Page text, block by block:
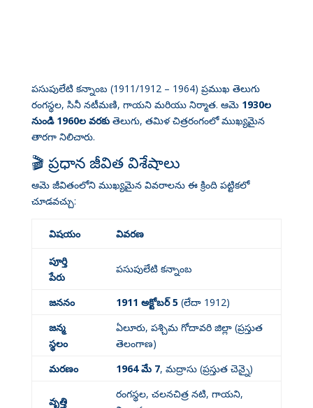
పసుపులేటి కన్నాంబ (1911/1912 – 1964) ప్రముఖ తెలుగు
రంగస్థల, సినీ నటీమణి, గాయని మరియు నిర్మాత. ఆమె 1930ల
నుండి 1960ల వరకుతెలుగు, తమిళ చిత్రరంగంలో ముఖ్యమైన
తారగా నిలిచారు.
🎬 ప్రధాన జీవిత విశేషాలు
ఆమె జీవితంలోని ముఖ్యమైన వివరాలను ఈ క్రింది పట్టికలో
చూడవచ్చు:
విషయం వివరణ
పూర్తి
పేరు
పసుపులేటి కన్నాంబ
జననం 1911 అక్టోబర్ 5(లేదా 1912)
జన్మ
స్థలం
ఏలూరు, పశ్చిమ గోదావరి జిల్లా (ప్రస్తుత
తెలంగాణ)
మరణం
1964 మే 7, మద్రాసు (ప్రస్తుత చెన్నై)
వృత్తి
రంగస్థల, చలనచిత్ర నటి, గాయని,